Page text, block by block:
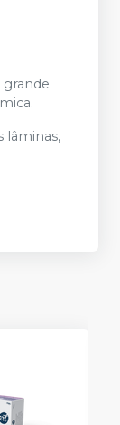
grande
lâminas,